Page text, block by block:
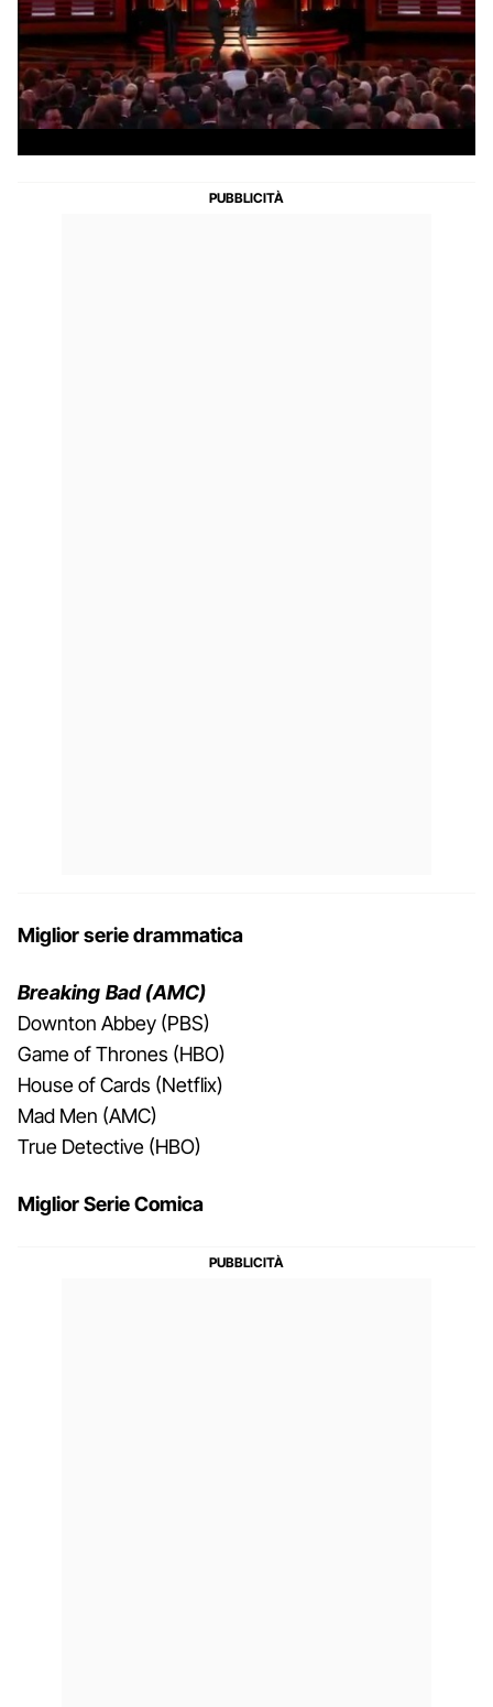
Miglior serie drammatica
Breaking Bad (AMC)
Downton Abbey (PBS)
Game of Thrones (HBO)
House of Cards (Netflix)
Mad Men (AMC)
True Detective (HBO)
Miglior Serie Comica